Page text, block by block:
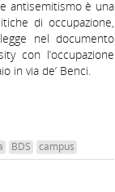
antisemitismo è una
di occupazione,
nel documento
con l’occupazione
in via de’ Benci.
BDS campus